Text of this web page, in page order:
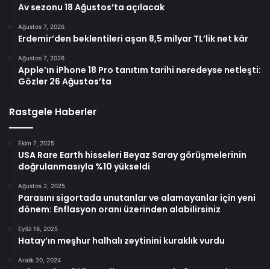
Av sezonu 18 Ağustos’ta açılacak
Ağustos 7, 2026
Erdemir’den beklentileri aşan 8,5 milyar TL’lik net kâr
Ağustos 7, 2026
Apple’ın iPhone 18 Pro tanıtım tarihi neredeyse netleşti:
Gözler 26 Ağustos’ta
Rastgele Haberler
Ekim 7, 2025
USA Rare Earth hisseleri Beyaz Saray görüşmelerinin
doğrulanmasıyla %10 yükseldi
Ağustos 2, 2025
Parasını sigortada unutanlar ve alamayanlar için yeni
dönem: Enflasyon oranı üzerinden alabilirsiniz
Eylül 16, 2025
Hatay’ın meşhur halhalı zeytinini kuraklık vurdu
Aralık 20, 2024